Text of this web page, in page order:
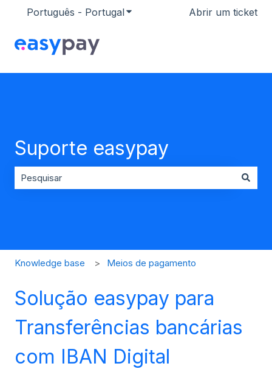
Português - PortugalMostrar submenu para
Abrir um ticket
Suporte easypay
Knowledge base Meios de pagamento
Solução easypay para
Transferências bancárias
com IBAN Digital